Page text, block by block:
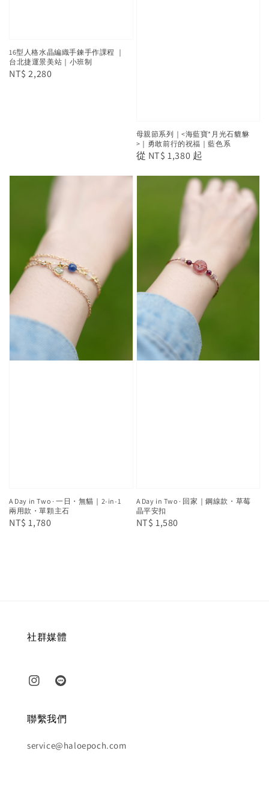
16型人格水晶編織手鍊手作課程 ｜
台北捷運景美站｜小班制
Regular
NT$ 2,280
母親節系列｜<海藍寶*月光石貔貅
>｜勇敢前行的祝福｜藍色系
Regular
從 NT$ 1,380 起
A Day in Two · 一日・無貓｜2-in-1
兩用款・單顆主石
Regular
NT$ 1,780
A Day in Two · 回家｜鋼線款・草莓
晶平安扣
Regular
NT$ 1,580
社群媒體
聯繫我們
service@haloepoch.com